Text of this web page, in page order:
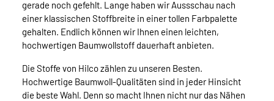
gerade noch gefehlt. Lange haben wir Aussschau nach
einer klassischen Stoffbreite in einer tollen Farbpalette
gehalten. Endlich können wir Ihnen einen leichten,
hochwertigen Baumwollstoff dauerhaft anbieten.
Die Stoffe von Hilco zählen zu unseren Besten.
Hochwertige Baumwoll-Qualitäten sind in jeder Hinsicht
die beste Wahl. Denn so macht Ihnen nicht nur das Nähen